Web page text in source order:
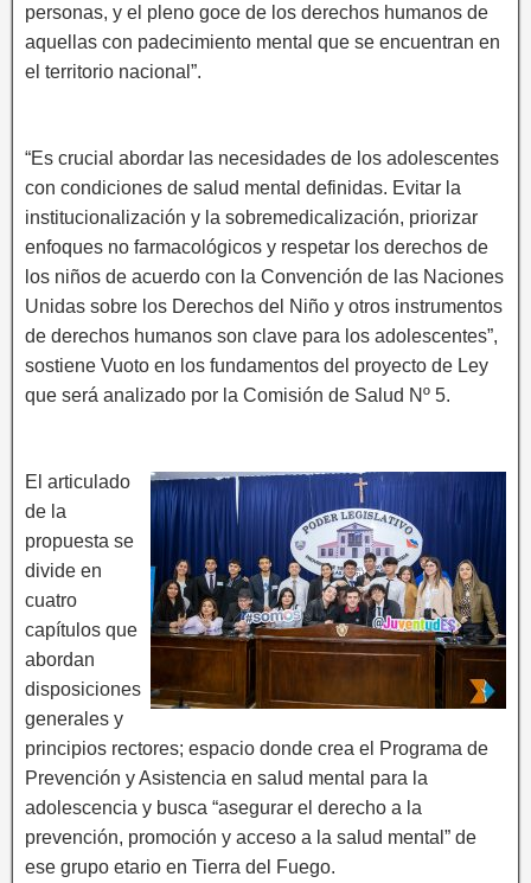
personas, y el pleno goce de los derechos humanos de
aquellas con padecimiento mental que se encuentran en
el territorio nacional”.
“Es crucial abordar las necesidades de los adolescentes
con condiciones de salud mental definidas. Evitar la
institucionalización y la sobremedicalización, priorizar
enfoques no farmacológicos y respetar los derechos de
los niños de acuerdo con la Convención de las Naciones
Unidas sobre los Derechos del Niño y otros instrumentos
de derechos humanos son clave para los adolescentes”,
sostiene Vuoto en los fundamentos del proyecto de Ley
que será analizado por la Comisión de Salud Nº 5.
El articulado
de la
propuesta se
divide en
cuatro
capítulos que
abordan
disposiciones
generales y
principios rectores; espacio donde crea el Programa de
Prevención y Asistencia en salud mental para la
adolescencia y busca “asegurar el derecho a la
prevención, promoción y acceso a la salud mental” de
ese grupo etario en Tierra del Fuego.